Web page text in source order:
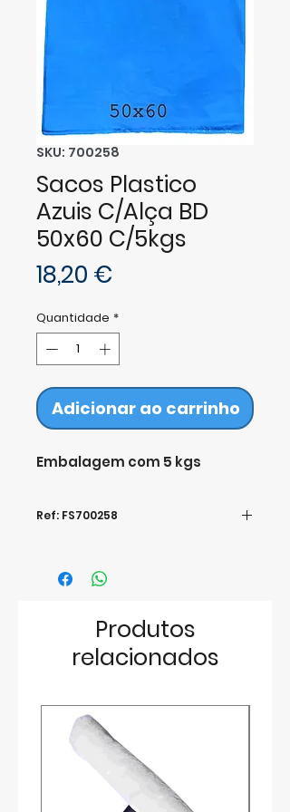
SKU: 700258
Sacos Plastico
Azuis C/Alça BD
50x60 C/5kgs
18,20 €
Quantidade *
Adicionar ao carrinho
Embalagem com 5 kgs
Ref: FS700258
Produtos
relacionados